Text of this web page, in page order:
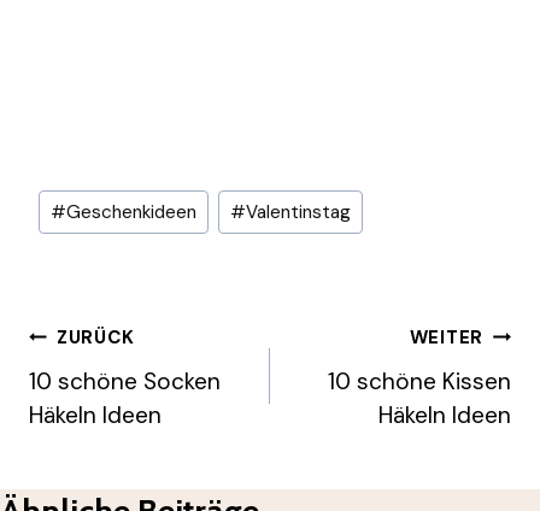
Schlagworte:
#Geschenkideen #Valentinstag
Beitragsnavigation
ZURÜCK
10 schöne Socken
Häkeln Ideen
WEITER
10 schöne Kissen
Häkeln Ideen